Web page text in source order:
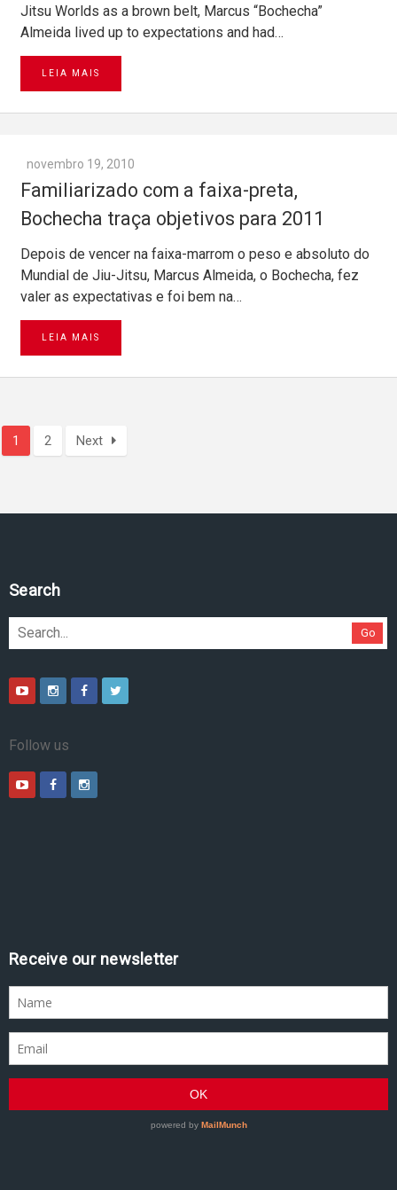
Jitsu Worlds as a brown belt, Marcus “Bochecha”
Almeida lived up to expectations and had…
LEIA MAIS
novembro 19, 2010
Familiarizado com a faixa-preta,
Bochecha traça objetivos para 2011
Depois de vencer na faixa-marrom o peso e absoluto do
Mundial de Jiu-Jitsu, Marcus Almeida, o Bochecha, fez
valer as expectativas e foi bem na…
LEIA MAIS
1 2 Next
Pesquise no site
Go
Follow us